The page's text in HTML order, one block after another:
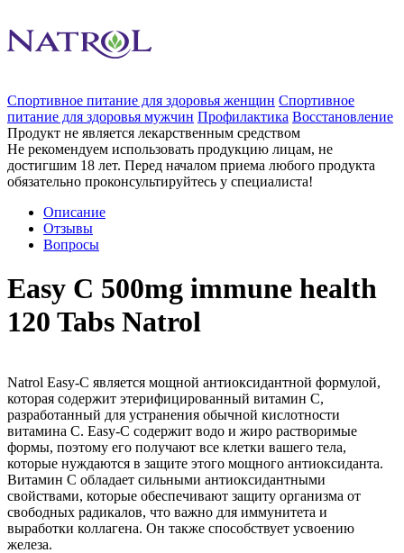
Спортивное питание для здоровья женщин Спортивное
питание для здоровья мужчин Профилактика Восстановление
Продукт не является лекарственным средством
Не рекомендуем использовать продукцию лицам, не
достигшим 18 лет. Перед началом приема любого продукта
обязательно проконсультируйтесь у специалиста!
Описание
Отзывы
Вопросы
Easy C 500mg immune health
120 Tabs Natrol
Natrol Easy-C является мощной антиоксидантной формулой,
которая содержит этерифицированный витамин С,
разработанный для устранения обычной кислотности
витамина C. Easy-С содержит водо и жиро растворимые
формы, поэтому его получают все клетки вашего тела,
которые нуждаются в защите этого мощного антиоксиданта.
Витамин C обладает сильными антиоксидантными
свойствами, которые обеспечивают защиту организма от
свободных радикалов, что важно для иммунитета и
выработки коллагена. Он также способствует усвоению
железа.